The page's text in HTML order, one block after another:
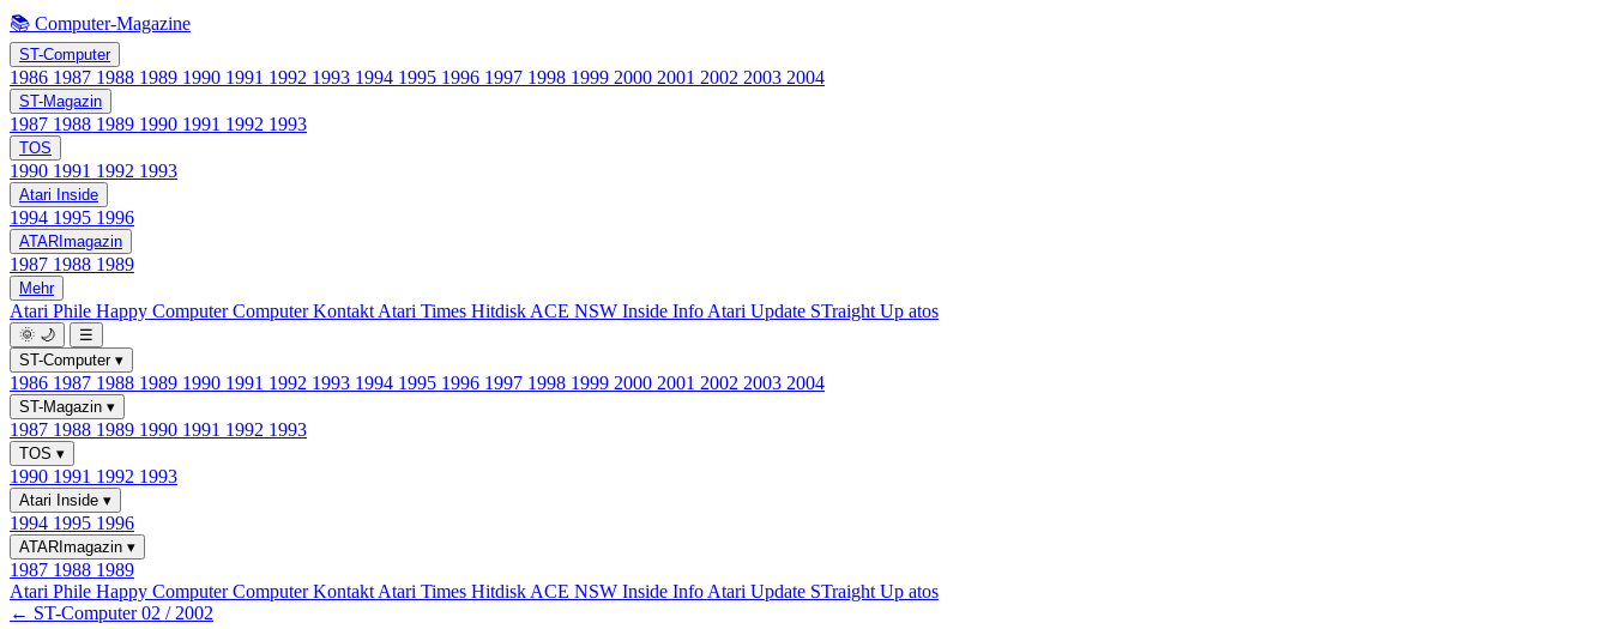
📚 Computer-Magazine
ST-Computer
1986 1987 1988 1989 1990 1991 1992 1993 1994 1995 1996 1997 1998 1999 2000 2001 2002 2003 2004
ST-Magazin
1987 1988 1989 1990 1991 1992 1993
TOS
1990 1991 1992 1993
Atari Inside
1994 1995 1996
ATARImagazin
1987 1988 1989
Mehr
Atari Phile Happy ComputerComputer Kontakt Atari Times Hitdisk ACE NSW Inside Info Atari Update STraight Up atos
🌞 🌙
☰
ST-Computer ▾
1986 1987 1988 1989 1990 1991 1992 1993 1994 1995 1996 1997 1998 1999 2000 2001 2002 2003 2004
ST-Magazin ▾
1987 1988 1989 1990 1991 1992 1993
TOS ▾
1990 1991 1992 1993
Atari Inside ▾
1994 1995 1996
ATARImagazin ▾
1987 1988 1989
Atari Phile Happy ComputerComputer Kontakt Atari Times Hitdisk ACE NSW Inside Info Atari Update STraight Up atos
← ST-Computer 02 / 2002